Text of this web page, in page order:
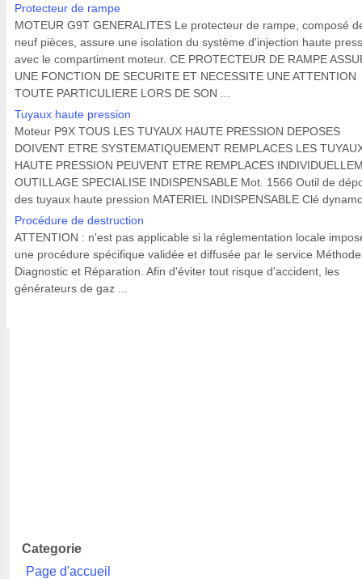
Protecteur de rampe
MOTEUR G9T GENERALITES Le protecteur de rampe, composé
neuf pièces, assure une isolation du système d'injection haute
avec le compartiment moteur. CE PROTECTEUR DE RAMPE
UNE FONCTION DE SECURITE ET NECESSITE UNE ATTENTION
TOUTE PARTICULIERE LORS DE SON ...
Tuyaux haute pression
Moteur P9X TOUS LES TUYAUX HAUTE PRESSION DEPOSES
DOIVENT ETRE SYSTEMATIQUEMENT REMPLACES LES
HAUTE PRESSION PEUVENT ETRE REMPLACES
OUTILLAGE SPECIALISE INDISPENSABLE Mot. 1566 Outil de
des tuyaux haute pression MATERIEL INDISPENSABLE Clé
Procédure de destruction
ATTENTION : n'est pas applicable si la réglementation locale
une procédure spécifique validée et diffusée par le service
Diagnostic et Réparation. Afin d'éviter tout risque d'accident, les
générateurs de gaz ...
Categorie
Page d'accueil